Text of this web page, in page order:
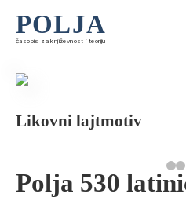
POLJA
časopis za književnost i teoriju
Likovni lajtmotiv
Polja 530